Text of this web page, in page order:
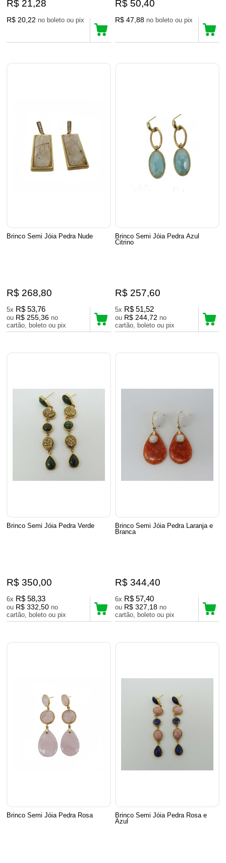
R$ 21,28
R$ 20,22 no boleto ou pix
R$ 50,40
R$ 47,88 no boleto ou pix
Brinco Semi Jóia Pedra Nude
R$ 268,80
5x R$ 53,76
ou R$ 255,36 no
cartão, boleto ou pix
Brinco Semi Jóia Pedra Azul
Citrino
R$ 257,60
5x R$ 51,52
ou R$ 244,72 no
cartão, boleto ou pix
Brinco Semi Jóia Pedra Verde
R$ 350,00
6x R$ 58,33
ou R$ 332,50 no
cartão, boleto ou pix
Brinco Semi Jóia Pedra Laranja e
Branca
R$ 344,40
6x R$ 57,40
ou R$ 327,18 no
cartão, boleto ou pix
Brinco Semi Jóia Pedra Rosa
Brinco Semi Jóia Pedra Rosa e
Azul